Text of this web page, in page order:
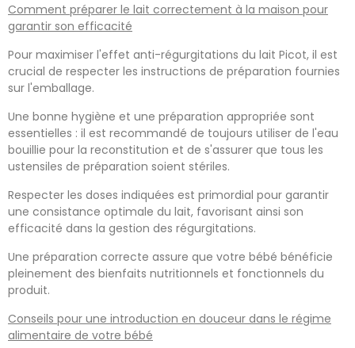
Comment préparer le lait correctement à la maison pour
garantir son efficacité
Pour maximiser l'effet anti-régurgitations du lait Picot, il est
crucial de respecter les instructions de préparation fournies
sur l'emballage.
Une bonne hygiène et une préparation appropriée sont
essentielles : il est recommandé de toujours utiliser de l'eau
bouillie pour la reconstitution et de s'assurer que tous les
ustensiles de préparation soient stériles.
Respecter les doses indiquées est primordial pour garantir
une consistance optimale du lait, favorisant ainsi son
efficacité dans la gestion des régurgitations.
Une préparation correcte assure que votre bébé bénéficie
pleinement des bienfaits nutritionnels et fonctionnels du
produit.
Conseils pour une introduction en douceur dans le régime
alimentaire de votre bébé